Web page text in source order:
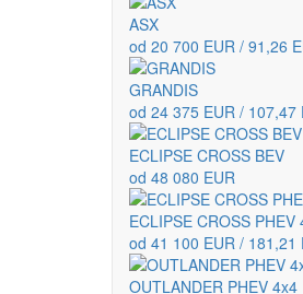
ASX
od 20 700 EUR / 91,26
GRANDIS
od 24 375 EUR / 107,47
ECLIPSE CROSS BEV
od 48 080 EUR
ECLIPSE CROSS PHEV
od 41 100 EUR / 181,21
OUTLANDER PHEV 4x4